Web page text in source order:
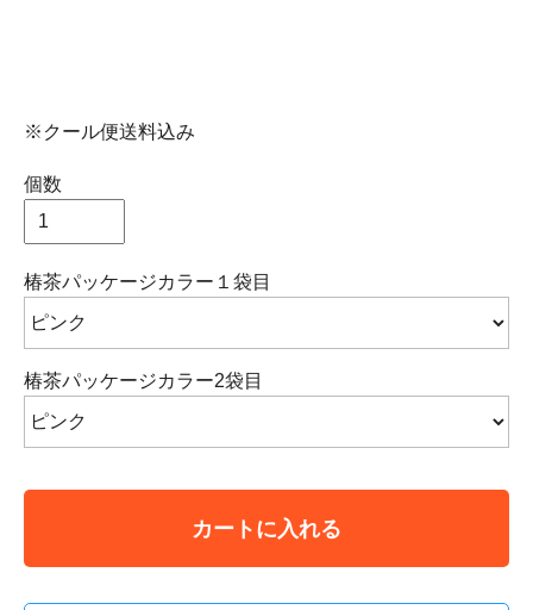
※クール便送料込み
個数
椿茶パッケージカラー１袋目
椿茶パッケージカラー2袋目
カートに入れる